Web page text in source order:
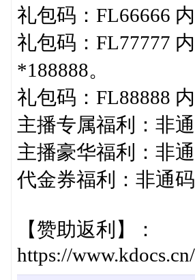
礼包码：FL66666
礼包码：FL77777
*188888。
礼包码：FL88888
主播专属福利：非
主播豪华福利：非
代金券福利：非通
【赞助返利】：
https://